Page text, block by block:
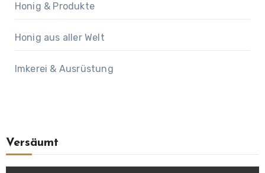
Honig & Produkte
Honig aus aller Welt
Imkerei & Ausrüstung
Versäumt